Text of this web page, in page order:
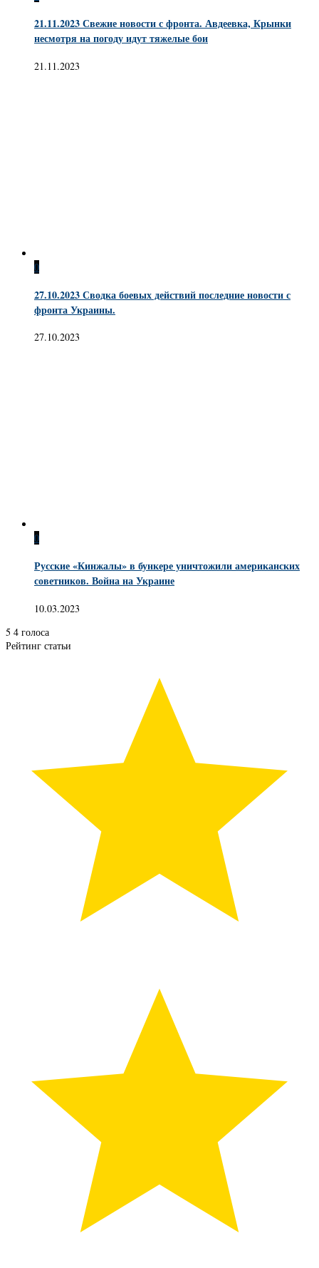
21.11.2023 Свежие новости с фронта. Авдеевка, Крынки
несмотря на погоду идут тяжелые бои
21.11.2023
0
27.10.2023 Сводка боевых действий последние новости с
фронта Украины.
27.10.2023
0
Русские «Кинжалы» в бункере уничтожили американских
советников. Война на Украине
10.03.2023
5 4 голоса
Рейтинг статьи